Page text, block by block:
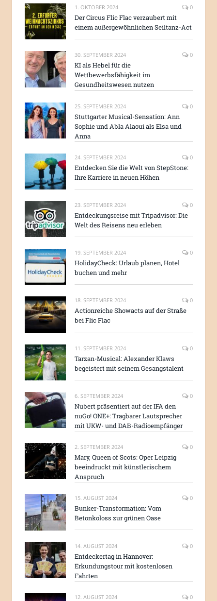
1. OKTOBER 2024 0
Der Circus Flic Flac verzaubert mit
einem außergewöhnlichen Seiltanz-Act
30. SEPTEMBER 2024 0
KI als Hebel für die
Wettbewerbsfähigkeit im
Gesundheitswesen nutzen
25. SEPTEMBER 2024 0
Stuttgarter Musical-Sensation: Ann
Sophie und Abla Alaoui als Elsa und
Anna
24. SEPTEMBER 2024 0
Entdecken Sie die Welt von StepStone:
Ihre Karriere in neuen Höhen
23. SEPTEMBER 2024 0
Entdeckungsreise mit Tripadvisor: Die
Welt des Reisens neu erleben
19. SEPTEMBER 2024 0
HolidayCheck: Urlaub planen, Hotel
buchen und mehr
18. SEPTEMBER 2024 0
Actionreiche Showacts auf der Straße
bei Flic Flac
11. SEPTEMBER 2024 0
Tarzan-Musical: Alexander Klaws
begeistert mit seinem Gesangstalent
6. SEPTEMBER 2024 0
Nubert präsentiert auf der IFA den
nuGo! ONE+: Tragbarer Lautsprecher
mit UKW- und DAB-Radioempfänger
2. SEPTEMBER 2024 0
Mary, Queen of Scots: Oper Leipzig
beeindruckt mit künstlerischem
Anspruch
15. AUGUST 2024 0
Bunker-Transformation: Vom
Betonkoloss zur grünen Oase
14. AUGUST 2024 0
Entdeckertag in Hannover:
Erkundungstour mit kostenlosen
Fahrten
12. AUGUST 2024 0